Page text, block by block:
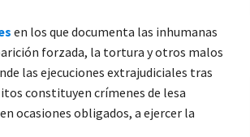
en los que documenta las inhumanas
forzada, la tortura y otros malos
las ejecuciones extrajudiciales tras
constituyen crímenes de lesa
ocasiones obligados, a ejercer la